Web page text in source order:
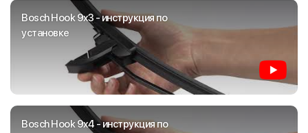
Bosch Hook 9x3 - инструкция по
установке
Bosch Hook 9x4 - инструкция по